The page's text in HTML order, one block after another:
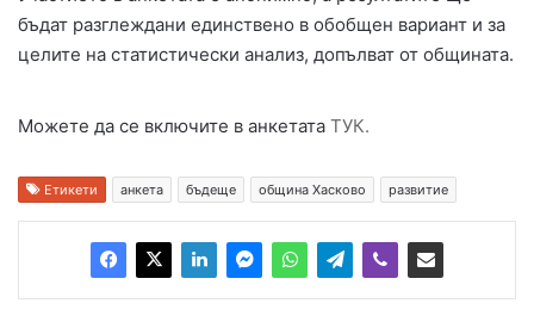
бъдат разглеждани единствено в обобщен вариант и за
целите на статистически анализ, допълват от общината.
Можете да се включите в анкетата ТУК.
Етикети анкета бъдеще община Хасково развитие